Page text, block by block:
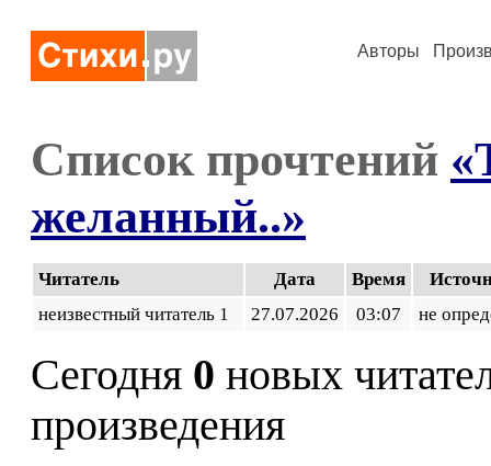
Авторы
Список прочтений
желанный..»
Читатель Дата Время
неизвестный читатель 1
27.07.2026 03:07 не
Сегодня 0 новых
произведения